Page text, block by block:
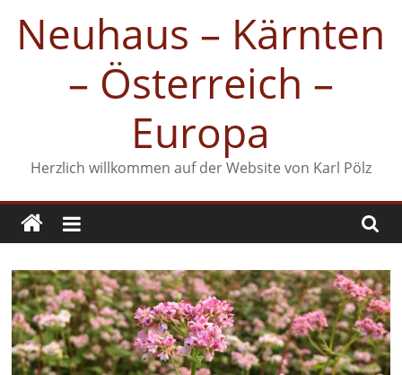
Inhalt
springen
Neuhaus – Kärnten
– Österreich –
Europa
Herzlich willkommen auf der Website von Karl Pölz